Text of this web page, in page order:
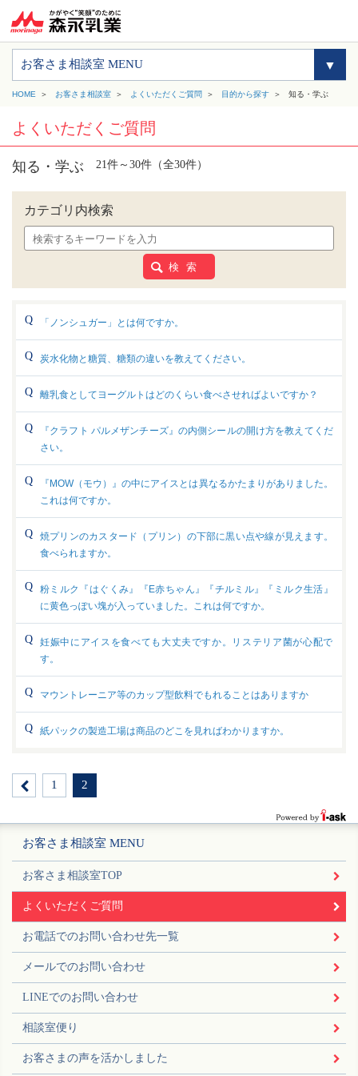
お客さま相談室 MENU
HOME お客さま相談室 よくいただくご質問 目的から探す 知る・学ぶ
よくいただくご質問
知る・学ぶ 21件～30件（全30件）
カテゴリ内検索
検 索
「ノンシュガー」とは何ですか。
炭水化物と糖質、糖類の違いを教えてください。
離乳食としてヨーグルトはどのくらい食べさせればよいですか？
『クラフト パルメザンチーズ』の内側シールの開け方を教えてくだ
さい。
『MOW（モウ）』の中にアイスとは異なるかたまりがありました。
これは何ですか。
焼プリンのカスタード（プリン）の下部に黒い点や線が見えます。
食べられますか。
粉ミルク『はぐくみ』『E赤ちゃん』『チルミル』『ミルク生活』
に黄色っぽい塊が入っていました。これは何ですか。
妊娠中にアイスを食べても大丈夫ですか。リステリア菌が心配で
す。
マウントレーニア等のカップ型飲料でもれることはありますか
紙パックの製造工場は商品のどこを見ればわかりますか。
1 2
お客さま相談室 MENU
お客さま相談室TOP
よくいただくご質問
お電話でのお問い合わせ先一覧
メールでのお問い合わせ
LINEでのお問い合わせ
相談室便り
お客さまの声を活かしました